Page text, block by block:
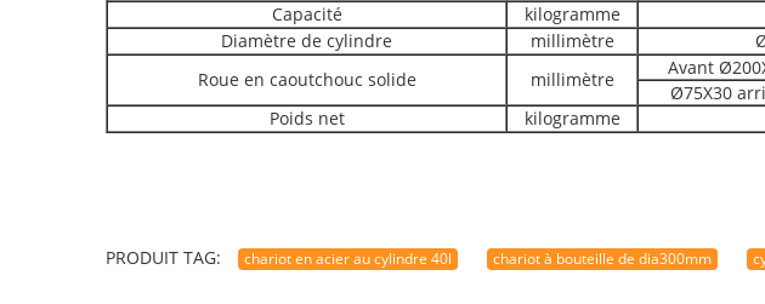
Capacité
kilogramme
Diamètre de cylindre
millimètre
Roue en caoutchouc solide
millimètre
Avant
Ø75X30
Poids net
kilogramme
PRODUIT TAG: chariot en acier au cylindre 40l chariot à bouteille de dia300mm